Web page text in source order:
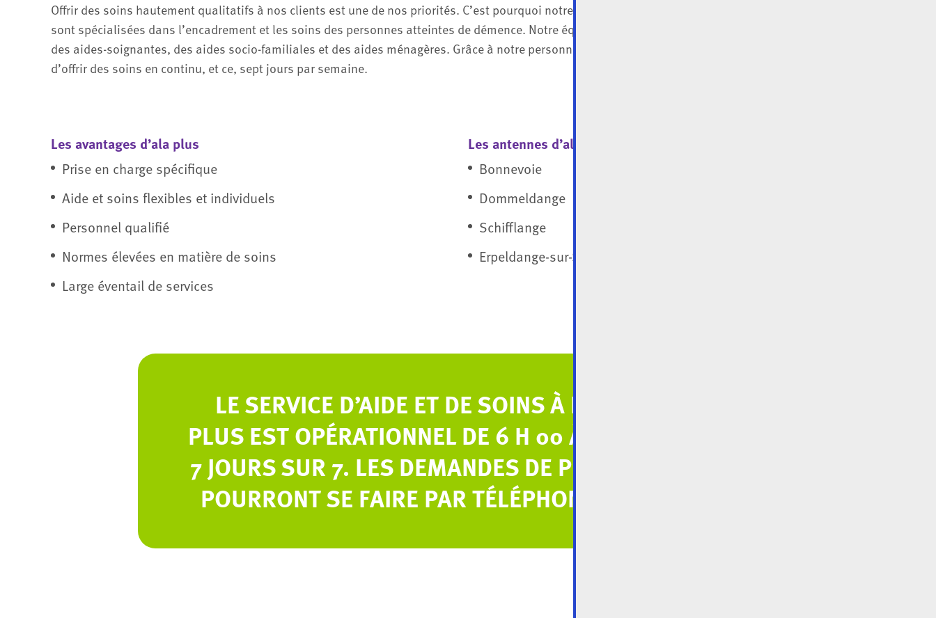
Offrir des soins hautement qualitatifs à nos clients est une de nos priorités. C’est pourquoi notre personnel est composé uniquement de personnes qui
sont spécialisées dans l’encadrement et les soins des personnes atteintes de démence. Notre équipe est composée de 21 personnes dont des infirmiers,
des aides-soignantes, des aides socio-familiales et des aides ménagères. Grâce à notre personnel compétent et professionnel, nous sommes à même
d’offrir des soins en continu, et ce, sept jours par semaine.
Les avantages d’ala plus
Prise en charge spécifique
Aide et soins flexibles et individuels
Personnel qualifié
Normes élevées en matière de soins
Large éventail de services
Les antennes d’ala plus
Bonnevoie
Dommeldange
Schifflange
Erpeldange-sur-Sûre
LE SERVICE D’AIDE ET DE SOINS À DOMICILE ALA
PLUS EST OPÉRATIONNEL DE 6 H 00 À 22 H 00, ET CE,
7 JOURS SUR 7. LES DEMANDES DE PRISE EN CHARGE
POURRONT SE FAIRE PAR TÉLÉPHONE AU 26 007-1.